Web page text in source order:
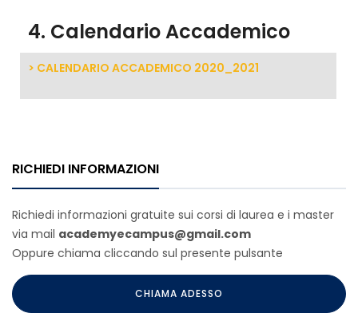
4. Calendario Accademico
> CALENDARIO ACCADEMICO 2020_2021
RICHIEDI INFORMAZIONI
Richiedi informazioni gratuite sui corsi di laurea e i master
via mail academyecampus@gmail.com
Oppure chiama cliccando sul presente pulsante
CHIAMA ADESSO